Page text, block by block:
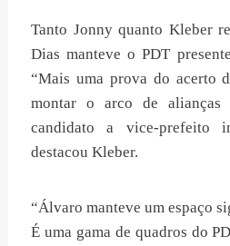
Tanto Jonny quanto Kleber
Dias manteve o PDT
“Mais uma prova do acerto
montar o arco de
candidato a vice-prefeito
destacou Kleber.
“Álvaro manteve um espaço
É uma gama de quadros do